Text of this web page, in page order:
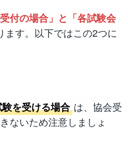
受付の場合」と「各試験会
ます。以下ではこの2つに
を受ける場合 は、協会受
ないため注意しましょ